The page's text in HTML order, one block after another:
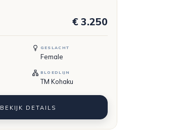
€ 3.250
GESLACHT
Female
BLOEDLIJN
TM Kohaku
BEKIJK DETAILS